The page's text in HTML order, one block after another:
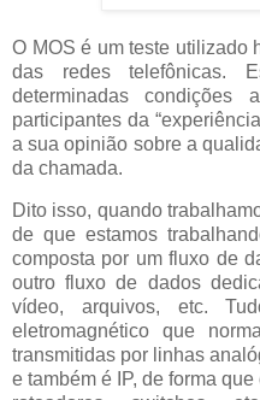
O MOS é um teste utilizado
das redes telefônicas.
determinadas condições
participantes da
a sua opinião sobre a
da chamada.
Dito isso, quando
de que estamos
composta por um fluxo de
outro fluxo de dados
vídeo, arquivos, etc.
eletromagnético que
transmitidas por linhas
e também é IP, de forma